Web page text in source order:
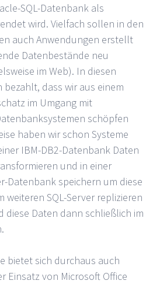
SQL-Datenbank als
wird. Vielfach sollen in den
auch Anwendungen erstellt
Datenbestände neu
im Web). In diesen
bezahlt, dass wir aus einem
im Umgang mit
schöpfen
haben wir schon Systeme
IBM-DB2-Datenbank Daten
und in einer
Datenbank speichern um diese
weiteren SQL-Server replizieren
diese Daten dann schließlich im
bietet sich durchaus auch
Einsatz von Microsoft Office